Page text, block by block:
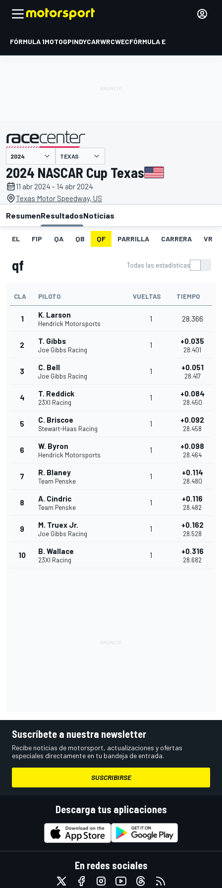
FÓRMULA 1MOTOGPINDYCARWRCWECFÓRMULA E
presentado por TEXAS
2024 NASCAR Cup Texas
11 abr 2024 - 14 abr 2024
Texas Motor Speedway, US
ResumenResultadosNoticias
EL FIP QA QB QF PARRILLA CARRERA VR
qf Todas las estadísticas
CLA PILOTO VUELTAS TIEMPO
1 K. Larson
Hendrick Motorsports
1 28.366
2 T. Gibbs
Joe Gibbs Racing
1 +0.035
28.401
3 C. Bell
Joe Gibbs Racing
1 +0.051
28.417
4 T. Reddick
23XI Racing
1 +0.084
28.450
5 C. Briscoe
Stewart-Haas Racing
1 +0.092
28.458
6 W. Byron
Hendrick Motorsports
1 +0.098
28.464
7 R. Blaney
Team Penske
1 +0.114
28.480
8 A. Cindric
Team Penske
1 +0.116
28.482
9 M. Truex Jr.
Joe Gibbs Racing
1 +0.162
28.528
10 B. Wallace
23XI Racing
1 +0.316
28.682
Suscríbete a nuestra newsletter
Recibe noticias de motorsport, actualizaciones y ofertas
especiales directamente en tu bandeja de entrada.
SUSCRIBIRSE
Descarga tus aplicaciones
En redes sociales